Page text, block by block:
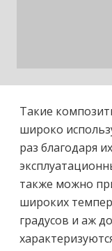
Такие
широко
раз благодаря
также можно
широких
градусов и аж